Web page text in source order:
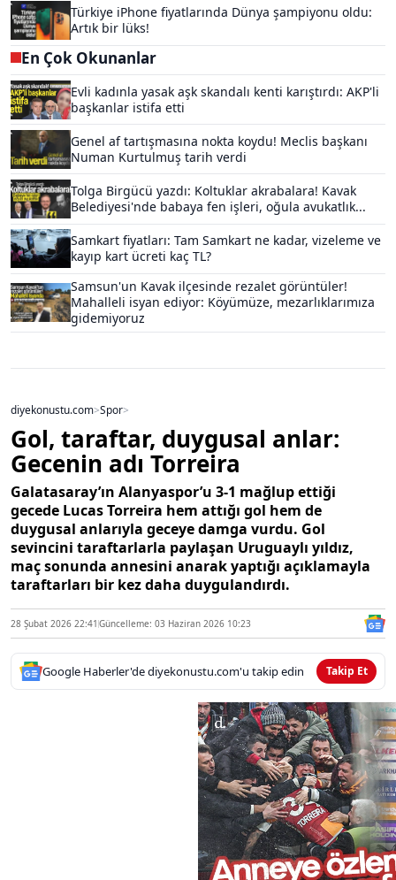
Türkiye iPhone fiyatlarında Dünya şampiyonu oldu:
Artık bir lüks!
En Çok Okunanlar
Evli kadınla yasak aşk skandalı kenti karıştırdı: AKP'li
başkanlar istifa etti
Genel af tartışmasına nokta koydu! Meclis başkanı
Numan Kurtulmuş tarih verdi
Tolga Birgücü yazdı: Koltuklar akrabalara! Kavak
Belediyesi'nde babaya fen işleri, oğula avukatlık...
Samkart fiyatları: Tam Samkart ne kadar, vizeleme ve
kayıp kart ücreti kaç TL?
Samsun'un Kavak ilçesinde rezalet görüntüler!
Mahalleli isyan ediyor: Köyümüze, mezarlıklarımıza
gidemiyoruz
diyekonustu.com>Spor>
Gol, taraftar, duygusal anlar:
Gecenin adı Torreira
Galatasaray’ın Alanyaspor’u 3-1 mağlup ettiği
gecede Lucas Torreira hem attığı gol hem de
duygusal anlarıyla geceye damga vurdu. Gol
sevincini taraftarlarla paylaşan Uruguaylı yıldız,
maç sonunda annesini anarak yaptığı açıklamayla
taraftarları bir kez daha duygulandırdı.
28 Şubat 2026 22:41 Güncelleme: 03 Haziran 2026 10:23
Google Haberler'de diyekonustu.com'u takip edin Takip Et